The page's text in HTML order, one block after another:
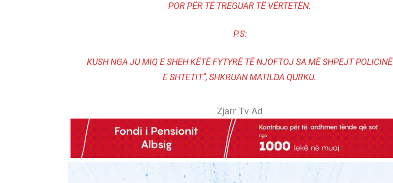
POR PËR TË TREGUAR TË VËRTETËN.
P.S:
KUSH NGA JU MIQ E SHEH KËTË FYTYRË TË NJOFTOJ SA MË SHPEJT POLICINË
E SHTETIT”, SHKRUAN MATILDA QURKU.
Zjarr Tv Ad